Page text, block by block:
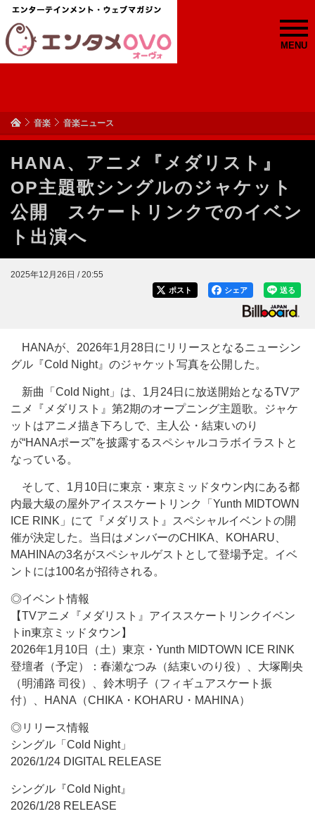
MENU
音楽 音楽ニュース
HANA、アニメ『メダリスト』
OP主題歌シングルのジャケット
公開 スケートリンクでのイベン
ト出演へ
2025年12月26日 / 20:55
送る
シェア
ポスト
HANAが、2026年1月28日にリリースとなるニューシン
グル『Cold Night』のジャケット写真を公開した。
新曲「Cold Night」は、1月24日に放送開始となるTVア
ニメ『メダリスト』第2期のオープニング主題歌。ジャケ
ットはアニメ描き下ろしで、主人公・結束いのり
が“HANAポーズ”を披露するスペシャルコラボイラストと
なっている。
そして、1月10日に東京・東京ミッドタウン内にある都
内最大級の屋外アイススケートリンク「Yunth MIDTOWN
ICE RINK」にて『メダリスト』スペシャルイベントの開
催が決定した。当日はメンバーのCHIKA、KOHARU、
MAHINAの3名がスペシャルゲストとして登場予定。イベ
ントには100名が招待される。
◎イベント情報
【TVアニメ『メダリスト』アイススケートリンクイベン
トin東京ミッドタウン】
2026年1月10日（土）東京・Yunth MIDTOWN ICE RINK
登壇者（予定）：春瀬なつみ（結束いのり役）、大塚剛央
（明浦路 司役）、鈴木明子（フィギュアスケート振
付）、HANA（CHIKA・KOHARU・MAHINA）
◎リリース情報
シングル「Cold Night」
2026/1/24 DIGITAL RELEASE
シングル『Cold Night』
2026/1/28 RELEASE